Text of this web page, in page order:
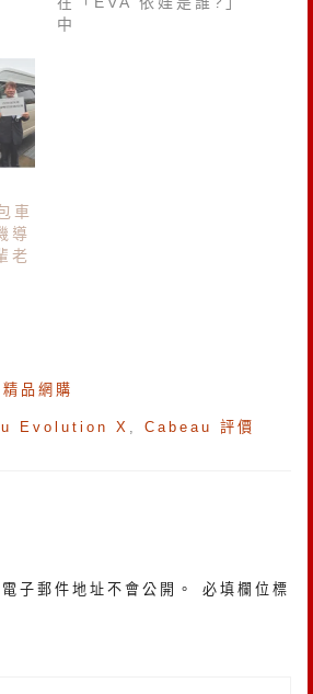
中
車
導
老
品網購
Evolution X Cabeau 評價
子郵件地址不會公開。
必填欄位標